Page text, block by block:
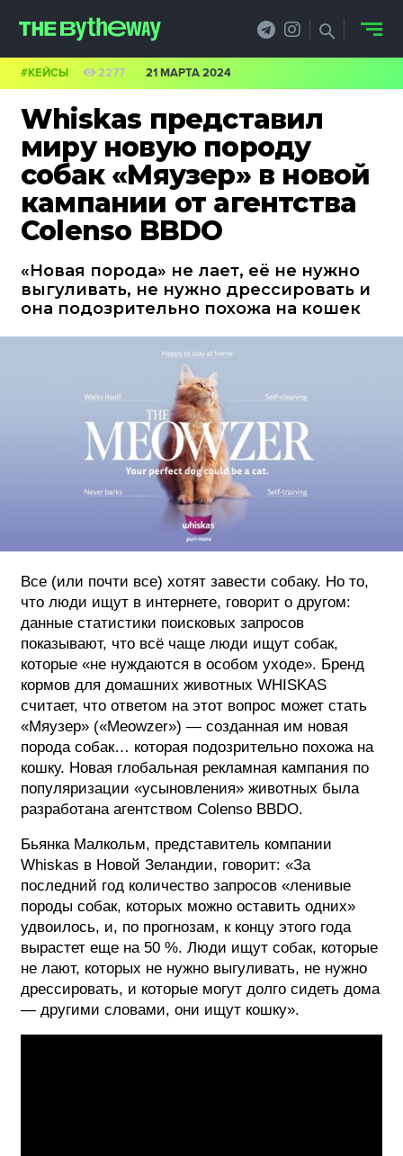
Whiskas представил
миру новую породу
собак «Мяузер» в новой
кампании от агентства
Colenso BBDO
«Новая порода» не лает, её не нужно
выгуливать, не нужно дрессировать и
она подозрительно похожа на кошек
#КЕЙСЫ 2277 21 МАРТА 2024
Все (или почти все) хотят завести собаку. Но то,
что люди ищут в интернете, говорит о другом:
данные статистики поисковых запросов
показывают, что всё чаще люди ищут собак,
которые «не нуждаются в особом уходе». Бренд
кормов для домашних животных WHISKAS
считает, что ответом на этот вопрос может стать
«Мяузер» («Meowzer») — созданная им новая
порода собак… которая подозрительно похожа на
кошку. Новая глобальная рекламная кампания по
популяризации «усыновления» животных была
разработана агентством Colenso BBDO.
Бьянка Малкольм, представитель компании
Whiskas в Новой Зеландии, говорит: «За
последний год количество запросов «ленивые
породы собак, которых можно оставить одних»
удвоилось, и, по прогнозам, к концу этого года
вырастет еще на 50 %. Люди ищут собак, которые
не лают, которых не нужно выгуливать, не нужно
дрессировать, и которые могут долго сидеть дома
— другими словами, они ищут кошку».
PRO.ОБЗОР
КЕЙСЫ
ФИЛОСОФИЯ
БИЗНЕС И
ТЕХНОЛОГИИ
ФЕСТИВАЛИ
ФОТОГРАФИЯ
ТИПОГРАФИКА
ИСТОРИИ БРЕНДОВ
РЕКЛАМА
КОНТАКТЫ